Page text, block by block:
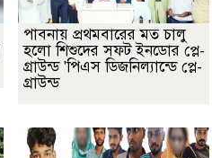
পাবনায় প্রথমবারের মত চালু
হলো শিশুদের সফট ইনডোর প্লে-
গ্রাউন্ড 'পিএস ডিজনিল্যান্ডে প্লে-
গ্রাউন্ড